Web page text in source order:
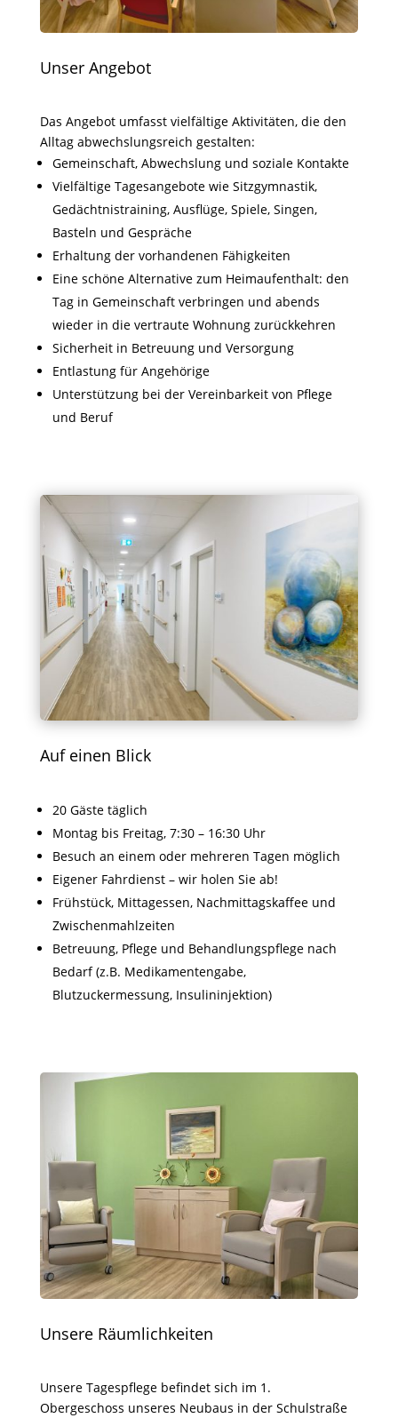
Unser Angebot
Das Angebot umfasst vielfältige Aktivitäten, die den
Alltag abwechslungsreich gestalten:
Gemeinschaft, Abwechslung und soziale Kontakte
Vielfältige Tagesangebote wie Sitzgymnastik,
Gedächtnistraining, Ausflüge, Spiele, Singen,
Basteln und Gespräche
Erhaltung der vorhandenen Fähigkeiten
Eine schöne Alternative zum Heimaufenthalt: den
Tag in Gemeinschaft verbringen und abends
wieder in die vertraute Wohnung zurückkehren
Sicherheit in Betreuung und Versorgung
Entlastung für Angehörige
Unterstützung bei der Vereinbarkeit von Pflege
und Beruf
Auf einen Blick
20 Gäste täglich
Montag bis Freitag, 7:30 – 16:30 Uhr
Besuch an einem oder mehreren Tagen möglich
Eigener Fahrdienst – wir holen Sie ab!
Frühstück, Mittagessen, Nachmittagskaffee und
Zwischenmahlzeiten
Betreuung, Pflege und Behandlungspflege nach
Bedarf (z.B. Medikamentengabe,
Blutzuckermessung, Insulininjektion)
Unsere Räumlichkeiten
Unsere Tagespflege befindet sich im 1.
Obergeschoss unseres Neubaus in der Schulstraße